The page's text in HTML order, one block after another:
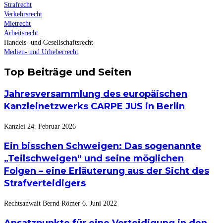
Strafrecht
Verkehrsrecht
Mietrecht
Arbeitsrecht
Handels- und Gesellschaftsrecht
Medien- und Urheberrecht
Top Beiträge und Seiten
Jahresversammlung des europäischen
Kanzleinetzwerks CARPE JUS in Berlin
Kanzlei 24. Februar 2026
Ein bisschen Schweigen: Das sogenannte
„Teilschweigen“ und seine möglichen
Folgen – eine Erläuterung aus der Sicht des
Strafverteidigers
Rechtsanwalt Bernd Römer 6. Juni 2022